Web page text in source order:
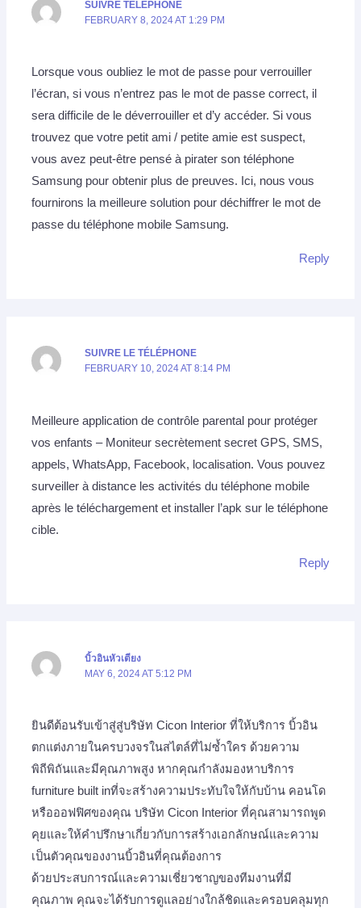
SUIVRE TÉLÉPHONE
FEBRUARY 8, 2024 AT 1:29 PM
Lorsque vous oubliez le mot de passe pour verrouiller
l’écran, si vous n’entrez pas le mot de passe correct, il
sera difficile de le déverrouiller et d’y accéder. Si vous
trouvez que votre petit ami / petite amie est suspect,
vous avez peut-être pensé à pirater son téléphone
Samsung pour obtenir plus de preuves. Ici, nous vous
fournirons la meilleure solution pour déchiffrer le mot de
passe du téléphone mobile Samsung.
Reply
SUIVRE LE TÉLÉPHONE
FEBRUARY 10, 2024 AT 8:14 PM
Meilleure application de contrôle parental pour protéger
vos enfants – Moniteur secrètement secret GPS, SMS,
appels, WhatsApp, Facebook, localisation. Vous pouvez
surveiller à distance les activités du téléphone mobile
après le téléchargement et installer l’apk sur le téléphone
cible.
Reply
บิ้วอินหัวเตียง
MAY 6, 2024 AT 5:12 PM
ยินดีต้อนรับเข้าสู่สู่บริษัท Cicon Interior ที่ให้บริการ บิ้วอิน
ตกแต่งภายในครบวงจรในสไตล์ที่ไม่ซ้ำใคร ด้วยความ
พิถีพิถันและมีคุณภาพสูง หากคุณกำลังมองหาบริการ
furniture built inที่จะสร้างความประทับใจให้กับบ้าน คอนโด
หรือออฟฟิศของคุณ บริษัท Cicon Interior ที่คุณสามารถพูด
คุยและให้คำปรึกษาเกี่ยวกับการสร้างเอกลักษณ์และความ
เป็นตัวคุณของงานบิ้วอินที่คุณต้องการ
ด้วยประสบการณ์และความเชี่ยวชาญของทีมงานที่มี
คุณภาพ คุณจะได้รับการดูแลอย่างใกล้ชิดและครอบคลุมทุก